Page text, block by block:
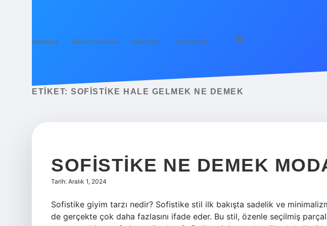
Anasayfa Gizlilik Politikası Yasal Uyarı Hakkımızda
ETIKET: SOFISTIKE HALE GELMEK NE DEMEK
SOFISTIKE NE DEMEK
Tarih: Aralık 1, 2024
Sofistike giyim tarzı nedir? Sofistike stil ilk bakışta sadelik ve
de gerçekte çok daha fazlasını ifade eder. Bu stil, özenle seçilmiş